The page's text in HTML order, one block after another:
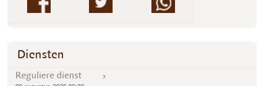
Diensten
Reguliere dienst